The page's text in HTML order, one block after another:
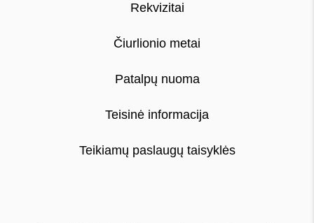
Rekvizitai
Čiurlionio metai
Patalpų nuoma
Teisinė informacija
Teikiamų paslaugų taisyklės